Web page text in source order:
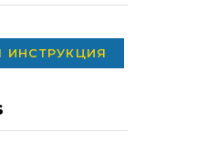
ИНСТРУКЦИЯ